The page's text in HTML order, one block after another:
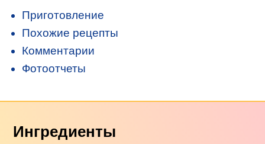
Приготовление
Похожие рецепты
Комментарии
Фотоотчеты
Ингредиенты